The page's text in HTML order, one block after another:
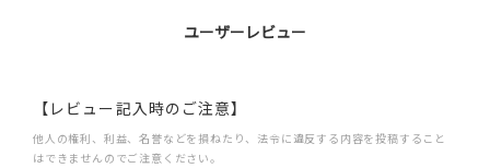
ユーザーレビュー
【レビュー記入時のご注意】
他人の権利、利益、名誉などを損ねたり、法令に違反する内容を投稿すること
はできませんのでご注意ください。